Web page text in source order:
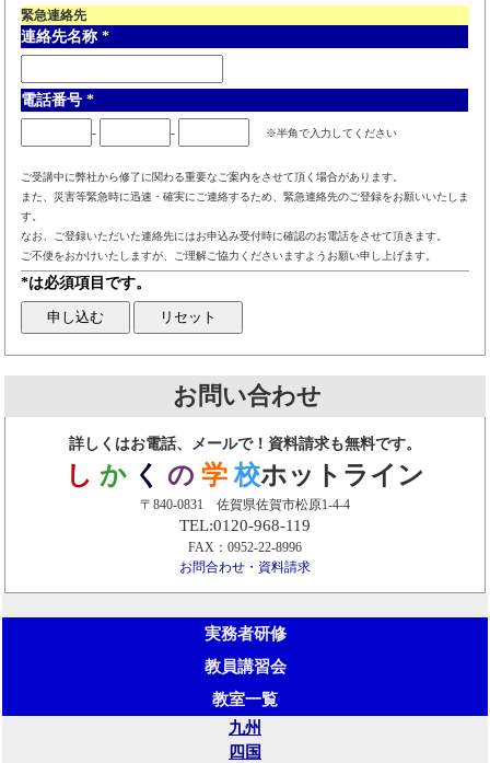
緊急連絡先
連絡先名称 *
電話番号 *
- - ※半角で入力してください
ご受講中に弊社から修了に関わる重要なご案内をさせて頂く場合があります。
また、災害等緊急時に迅速・確実にご連絡するため、緊急連絡先のご登録をお願いいたしま
す。
なお、ご登録いただいた連絡先にはお申込み受付時に確認のお電話をさせて頂きます。
ご不便をおかけいたしますが、ご理解ご協力くださいますようお願い申し上げます。
*は必須項目です。
お問い合わせ
詳しくはお電話、メールで！資料請求も無料です。
し か く の 学 校ホットライン
〒840-0831 佐賀県佐賀市松原1-4-4
TEL:0120-968-119
FAX：0952-22-8996
お問合わせ・資料請求
実務者研修
教員講習会
教室一覧
九州
四国